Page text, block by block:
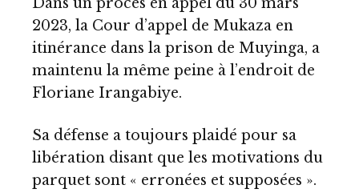
2023, la Cour d’appel de Mukaza en
itinérance dans la prison de Muyinga, a
maintenu la même peine à l’endroit de
Floriane Irangabiye.
Sa défense a toujours plaidé pour sa
libération disant que les motivations du
parquet sont « erronées et supposées ».